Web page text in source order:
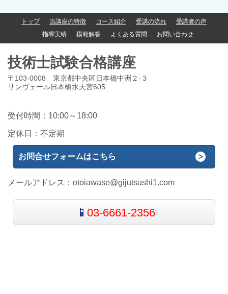
トップ 当講座の特徴 コース紹介 受講の流れ
受講者の声
指導実績
模範解答 よくある質問 お問い合わせ
技術士試験合格講座
〒103-0008 東京都中央区日本橋中洲２-３
サンヴェール日本橋水天宮605
受付時間：10:00～18:00
定休日：不定期
お問合せフォームはこちら
メールアドレス： otoiawase@gijutsushi1.com
03-6661-2356